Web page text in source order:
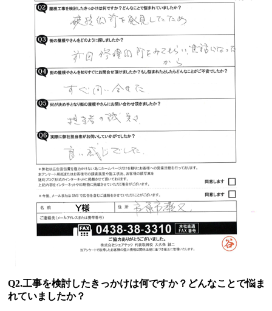
Q2.工事を検討したきっかけは何ですか？どんなことで悩ま
れていましたか？